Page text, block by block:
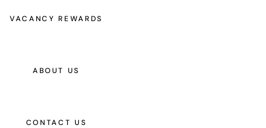
VACANCY REWARDS
ABOUT US
CONTACT US